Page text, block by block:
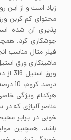
زیاد است و از این
جوشکاری کرد.
فیلر متال مناسب
ماشینکاری ورق استیل 316 با سرعت پایین انجام
عناصر آلیاژی که
خوبی در برابر
باشد. همچنین